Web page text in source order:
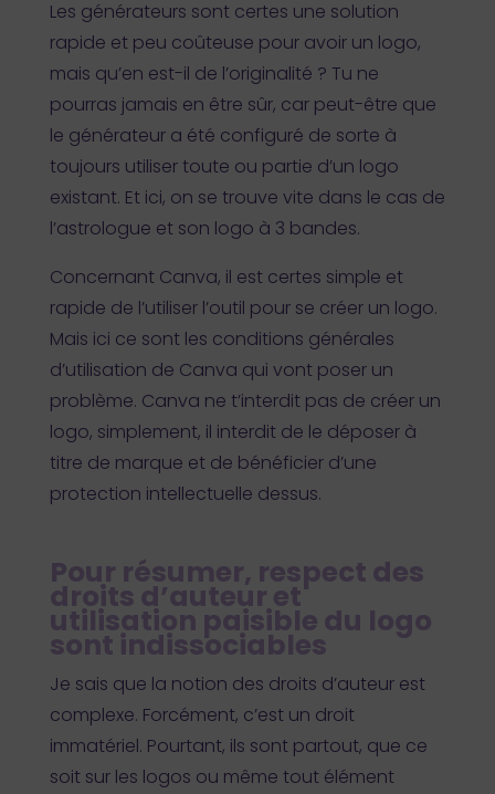
Les générateurs sont certes une solution
rapide et peu coûteuse pour avoir un logo,
mais qu’en est-il de l’originalité ? Tu ne
pourras jamais en être sûr, car peut-être que
le générateur a été configuré de sorte à
toujours utiliser toute ou partie d’un logo
existant. Et ici, on se trouve vite dans le cas de
l’astrologue et son logo à 3 bandes.
Concernant Canva, il est certes simple et
rapide de l’utiliser l’outil pour se créer un logo.
Mais ici ce sont les conditions générales
d’utilisation de Canva qui vont poser un
problème. Canva ne t’interdit pas de créer un
logo, simplement, il interdit de le déposer à
titre de marque et de bénéficier d’une
protection intellectuelle dessus.
Pour résumer, respect des
droits d’auteur et
utilisation paisible du logo
sont indissociables
Je sais que la notion des droits d’auteur est
complexe. Forcément, c’est un droit
immatériel. Pourtant, ils sont partout, que ce
soit sur les logos ou même tout élément